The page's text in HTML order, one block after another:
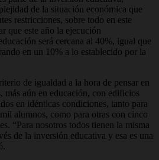
de la situación económica que
restricciones, sobre todo en este
que este año la ejecución
será cercana al 40%, igual que
en un 10% a lo establecido por la
de igualdad a la hora de pensar en
más aún en educación, con edificios
en idénticas condiciones, tanto para
alumnos, como para otras con cinco
“Para nosotros todos tienen la misma
de la inversión educativa y esa es una